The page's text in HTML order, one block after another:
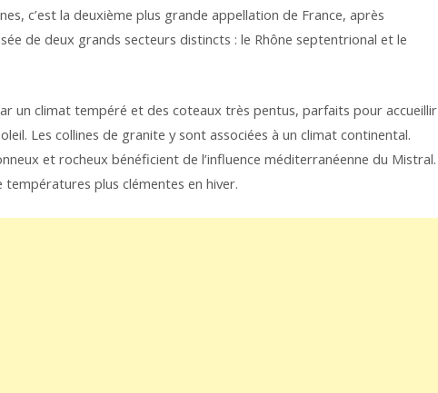
c’est la deuxième plus grande appellation de France, après
de deux grands secteurs distincts : le Rhône septentrional et le
un climat tempéré et des coteaux très pentus, parfaits pour accueillir
Les collines de granite y sont associées à un climat continental.
et rocheux bénéficient de l’influence méditerranéenne du Mistral.
plus clémentes en hiver.